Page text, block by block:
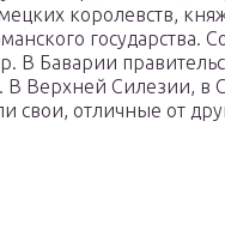
королевств,
государства.
В Баварии
В Верхней Силезии, в
свои, отличные от